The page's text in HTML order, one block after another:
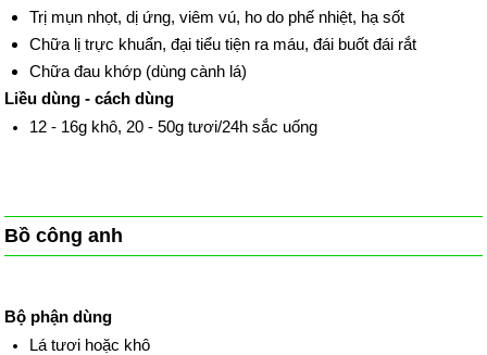
Trị mụn nhọt, dị ứng, viêm vú, ho do phế nhiệt, hạ sốt
Chữa lị trực khuẩn, đại tiểu tiện ra máu, đái buốt đái rắt
Chữa đau khớp (dùng cành lá)
Liều dùng - cách dùng
12 - 16g khô, 20 - 50g tươi/24h sắc uống
Bồ công anh
Bộ phận dùng
Lá tươi hoặc khô